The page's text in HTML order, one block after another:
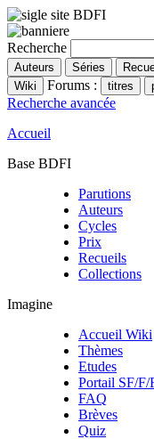
Recherche
Forums :
Recherche avancée
Accueil
Base BDFI
Parutions
Auteurs
Cycles
Prix
Recueils
Collections
Imagine
Accueil Wiki
Thèmes
Etudes
Portail SF/F/
FAQ
Brèves
Quiz